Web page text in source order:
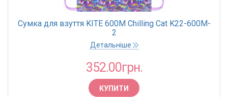
Сумка для взуття KITE 600M Chilling Cat K22-600M-
2
Детальніше
352.00грн.
КУПИТИ